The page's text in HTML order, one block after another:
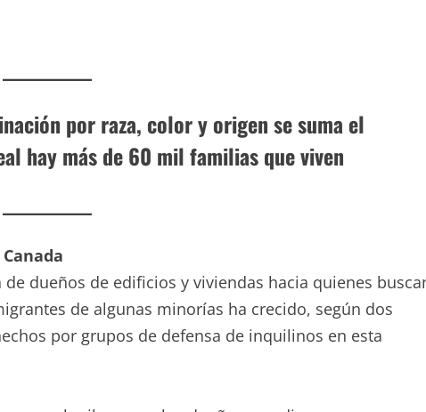
por raza, color y origen se suma el
hay más de 60 mil familias que viven
dueños de edificios y viviendas hacia quienes
de algunas minorías ha crecido, según dos
por grupos de defensa de inquilinos en esta